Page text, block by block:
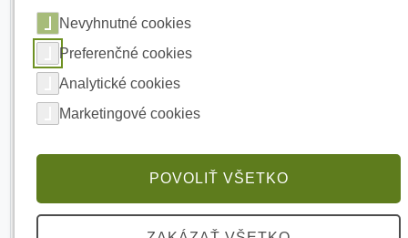
Nevyhnutné cookies
Preferenčné cookies
Analytické cookies
Marketingové cookies
POVOLIŤ VŠETKO